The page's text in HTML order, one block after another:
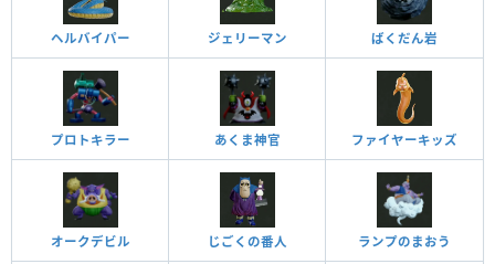
ヘルバイパー ジェリーマン ばくだん岩
プロトキラー あくま神官 ファイヤーキッズ
オークデビル じごくの番人 ランプのまおう